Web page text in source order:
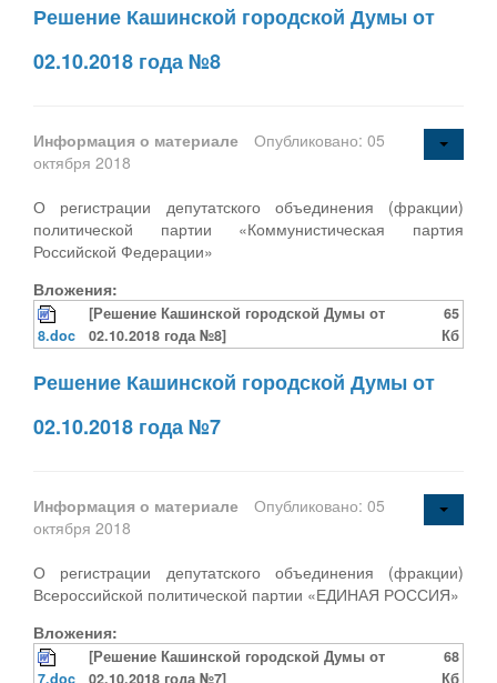
Решение Кашинской городской Думы от
02.10.2018 года №8
Информация о материале
Опубликовано: 05
октября 2018
О регистрации депутатского объединения (фракции)
политической партии «Коммунистическая партия
Российской Федерации»
Вложения:
8.doc
[Решение Кашинской городской Думы от
02.10.2018 года №8]
65
Кб
Решение Кашинской городской Думы от
02.10.2018 года №7
Информация о материале
Опубликовано: 05
октября 2018
О регистрации депутатского объединения (фракции)
Всероссийской политической партии «ЕДИНАЯ РОССИЯ»
Вложения:
7.doc
[Решение Кашинской городской Думы от
02.10.2018 года №7]
68
Кб